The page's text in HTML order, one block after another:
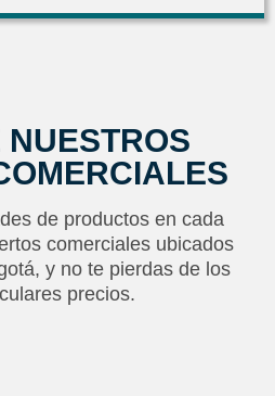
NUESTROS
de productos en cada
comerciales ubicados
y no te pierdas de los
precios.